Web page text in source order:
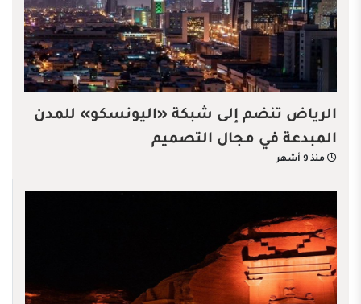
الرياض تنضم إلى شبكة «اليونسكو» للمدن
المبدعة في مجال التصميم
منذ 9 أشهر